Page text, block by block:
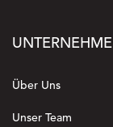
Über Uns
Unser Team